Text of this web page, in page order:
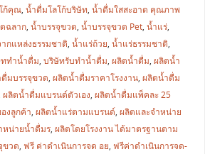
ก้คุณ, น้ำดื่มโลโก้บริษัท, น้ำดื่มใสสะอาด คุณภาพ
ฉลาก, น้ำบรรจุขวด, น้ำบรรจุขวด Pet, น้ำแร่,
กแหล่งธรรมชาติ, น้ำแร่ถ้วย, น้ำแร่ธรรมชาติ,
ทำน้ำดื่ม, บริษัทรับทำน้ำดื่ม, ผลิตน้ำดื่ม, ผลิตน้ำ
มบรรจุขวด, ผลิตน้ำดื่มราคาโรงงาน, ผลิตน้ำดื่ม
ผลิตน้ำดื่มแบรนด์ตัวเอง, ผลิตน้ำดื่มแพ็คละ 25
งลูกค้า, ผลิตน้ำแร่ตามแบรนด์, ผลิตและจำหน่าย
หน่ายน้ำดื่มร, ผลิตโดยโรงงาน ได้มาตรฐานตาม
ขวด, ฟรี ค่าดำเนินการจด อย, ฟรีค่าดำเนินการจด-